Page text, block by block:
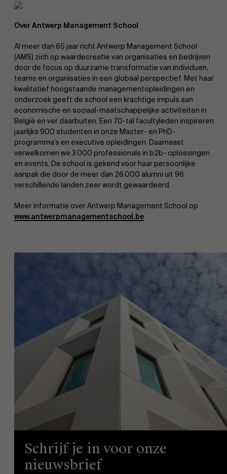
Evenementen
Nieuws
Werken bij AMS
AMS team
Over Antwerp Management School
Al meer dan 65 jaar richt Antwerp Management School
(AMS) zich op waardecreatie van organisaties en bedrijven
door de focus op duurzame transformatie van individuen,
teams en organisaties in een globaal perspectief. Met haar
kwalitatief hoogstaande managementopleidingen en
onderzoek geeft de school een krachtige impuls aan
economische en sociaal-maatschappelijke activiteiten in
België en ver daarbuiten. Een 70-tal facultyleden inspireren
jaarlijks 900 studenten in onze Master- en PhD-
programma’s en executive opleidingen. Daarnaast
verwelkomen we 3.000 professionals in b2b- oplossingen
en events. De school is gekend voor haar persoonlijke
aanpak die door de meer dan 26.000 alumni uit 96
verschillende landen zeer wordt gewaardeerd.
Meer informatie over Antwerp Management School op
www.antwerpmanagementschool.be
Schrijf je in voor onze
nieuwsbrief